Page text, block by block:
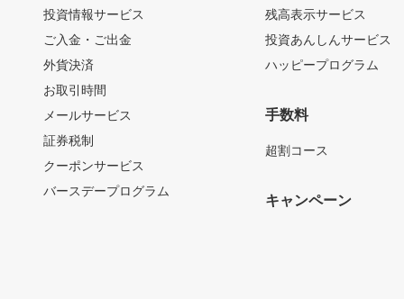
投資情報サービス
ご入金・ご出金
外貨決済
お取引時間
メールサービス
証券税制
クーポンサービス
バースデープログラム
残高表示サービス
投資あんしんサービス
ハッピープログラム
手数料
超割コース
キャンペーン